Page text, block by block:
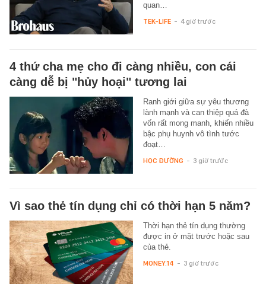
quan…
TEK-LIFE - 4 giờ trước
4 thứ cha mẹ cho đi càng nhiều, con cái
càng dễ bị "hủy hoại" tương lai
Ranh giới giữa sự yêu thương
lành mạnh và can thiệp quá đà
vốn rất mong manh, khiến nhiều
bậc phụ huynh vô tình tước
đoạt…
HỌC ĐƯỜNG - 3 giờ trước
Vì sao thẻ tín dụng chỉ có thời hạn 5 năm?
Thời hạn thẻ tín dụng thường
được in ở mặt trước hoặc sau
của thẻ.
MONEY.14 - 3 giờ trước